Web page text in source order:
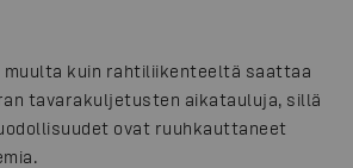
muulta kuin rahtiliikenteeltä saattaa
tavarakuljetusten aikatauluja, sillä
ovat ruuhkauttaneet